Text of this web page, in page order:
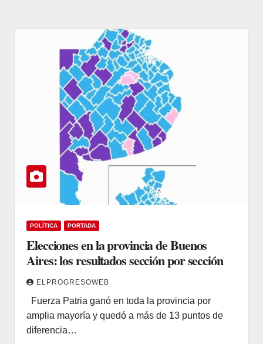
POLÍTICA PORTADA
Elecciones en la provincia de Buenos
Aires: los resultados sección por sección
ELPROGRESOWEB
Fuerza Patria ganó en toda la provincia por
amplia mayoría y quedó a más de 13 puntos de
diferencia…